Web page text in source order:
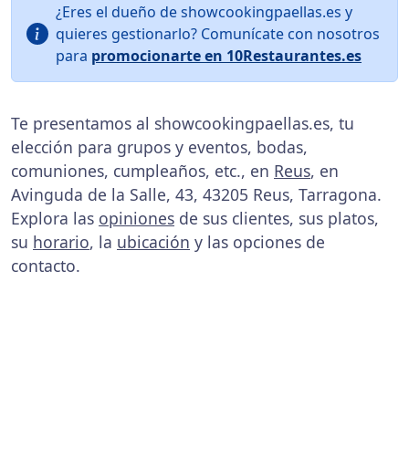
¿Eres el dueño de showcookingpaellas.es y
quieres gestionarlo? Comunícate con nosotros
para promocionarte en 10Restaurantes.es
Te presentamos al showcookingpaellas.es, tu
elección para grupos y eventos, bodas,
comuniones, cumpleaños, etc., en Reus, en
Avinguda de la Salle, 43, 43205 Reus, Tarragona.
Explora las opiniones de sus clientes, sus platos,
su horario, la ubicación y las opciones de
contacto.